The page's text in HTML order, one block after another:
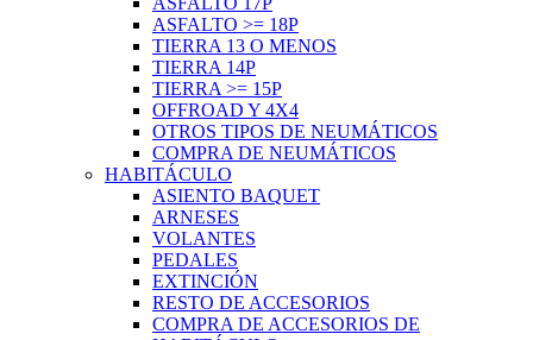
ASFALTO >= 18P
TIERRA 13 O MENOS
TIERRA 14P
TIERRA >= 15P
OFFROAD Y 4X4
OTROS TIPOS DE NEUMÁTICOS
COMPRA DE NEUMÁTICOS
HABITÁCULO
ASIENTO BAQUET
ARNESES
VOLANTES
PEDALES
EXTINCIÓN
RESTO DE ACCESORIOS
COMPRA DE ACCESORIOS DE